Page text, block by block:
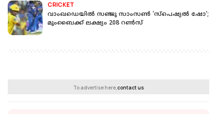
CRICKET
വാംഖഡെയില്‍ സഞ്ജു സാംസണ്‍ 'സ്‌പെഷ്യല്‍ ഷോ';
മുംബൈക്ക് ലക്ഷ്യം 208 റണ്‍സ്
To advertise here,contact us